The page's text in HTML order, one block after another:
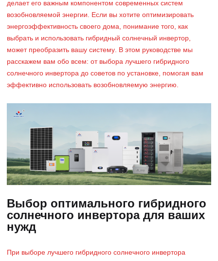
делает его важным компонентом современных систем
возобновляемой энергии. Если вы хотите оптимизировать
энергоэффективность своего дома, понимание того, как
выбрать и использовать гибридный солнечный инвертор,
может преобразить вашу систему. В этом руководстве мы
расскажем вам обо всем: от выбора лучшего гибридного
солнечного инвертора до советов по установке, помогая вам
эффективно использовать возобновляемую энергию.
Выбор оптимального гибридного
солнечного инвертора для ваших
нужд
При выборе лучшего гибридного солнечного инвертора